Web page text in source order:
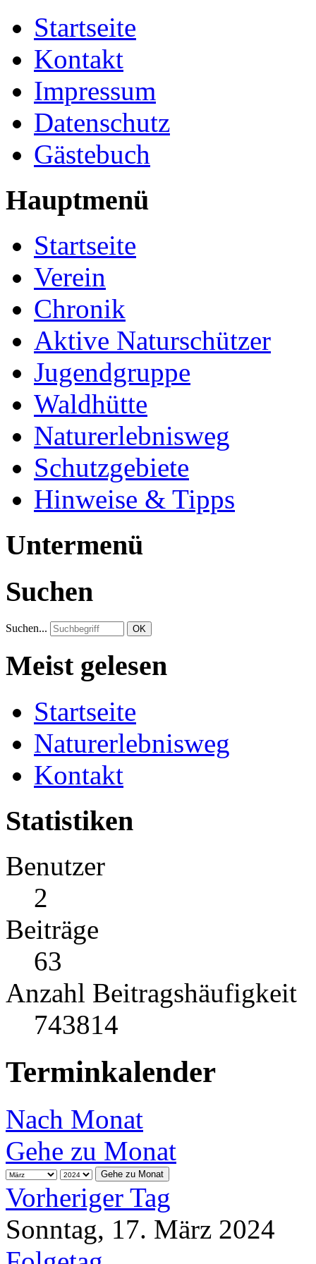
Startseite
Kontakt
Impressum
Datenschutz
Gästebuch
Hauptmenü
Startseite
Verein
Chronik
Aktive Naturschützer
Jugendgruppe
Waldhütte
Naturerlebnisweg
Schutzgebiete
Hinweise & Tipps
Untermenü
Suchen
Suchen... OK
Meist gelesen
Startseite
Naturerlebnisweg
Kontakt
Statistiken
Benutzer
2
Beiträge
63
Anzahl Beitragshäufigkeit
743814
Terminkalender
Nach Monat
Gehe zu Monat
Gehe zu Monat
Vorheriger Tag
Sonntag, 17. März 2024